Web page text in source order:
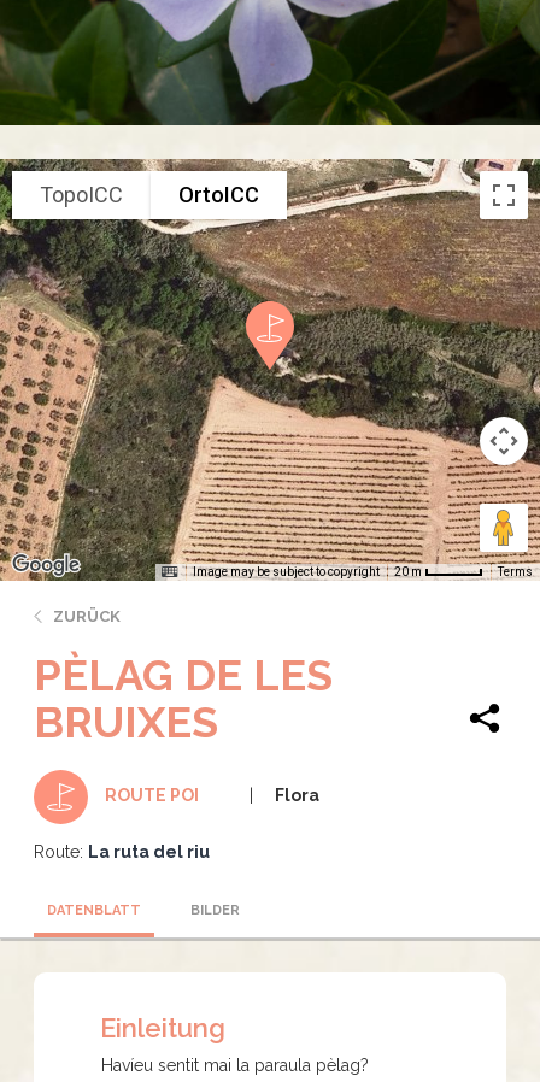
TopoICC OrtoICC
Image may be subject to copyright 20 m Terms
ZURÜCK
PÈLAG DE LES
BRUIXES
ROUTE POI Flora
Route: La ruta del riu
DATENBLATT BILDER
Einleitung
Havíeu sentit mai la paraula pèlag?